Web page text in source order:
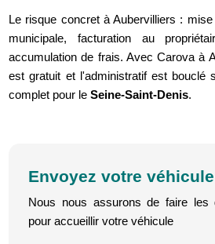
Le risque concret à Aubervilliers :
municipale, facturation au
accumulation de frais. Avec Carova à
est gratuit et l'administratif est bouclé
complet pour leSeine-Saint-Denis.
Envoyez votre
Nous nous assurons de faire les
pour accueillir votre véhicule